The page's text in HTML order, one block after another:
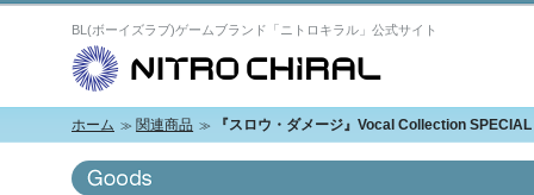
BL(ボーイズラブ)ゲームブランド「ニトロキラル」公式サイト
ホーム 関連商品 『スロウ・ダメージ』Vocal Collection SPECIAL